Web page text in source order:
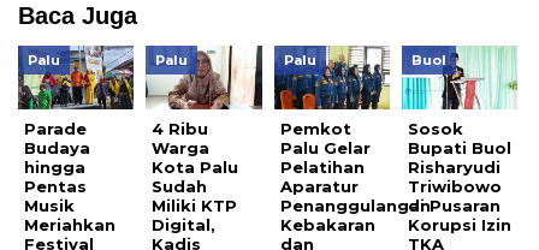
Baca Juga
Palu
Parade
Budaya
hingga
Pentas
Musik
Meriahkan
Festival
Palu
4 Ribu
Warga
Kota Palu
Sudah
Miliki KTP
Digital,
Kadis
Palu
Pemkot
Palu Gelar
Pelatihan
Aparatur
Penanggulangan
Kebakaran
dan
Buol
Sosok
Bupati Buol
Risharyudi
Triwibowo
di Pusaran
Korupsi Izin
TKA